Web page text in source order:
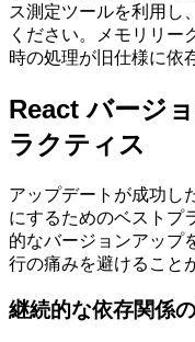
ス測定ツールを利用し
ください。メモリリー
時の処理が旧仕様に依
React バージ
ラクティス
アップデートが成功し
にするためのベストプ
的なバージョンアップ
行の痛みを避けること
継続的な依存関係